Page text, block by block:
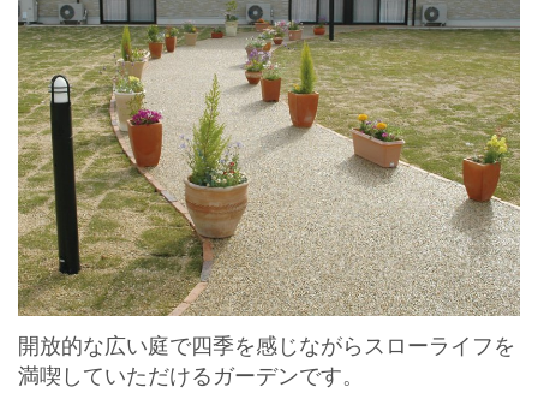
開放的な広い庭で四季を感じながらスローライフを
満喫していただけるガーデンです。